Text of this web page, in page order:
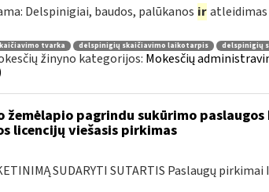
Delspinigiai, baudos, palūkanos ir atleidimas
tvarka delspinigių skaičiavimo laikotarpis
delspinigių
žinyno kategorijos: Mokesčių
pagrindu sukūrimo paslaugos
licencijų viešasis pirkimas
SUDARYTI SUTARTIS Paslaugų pirkimai